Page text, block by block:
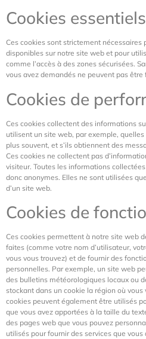
Cookies essentiels
Ces cookies sont strictement nécessaires
disponibles sur notre site web et pour
comme l’accès à des zones sécurisées.
vous avez demandés ne peuvent pas être
Cookies de
Ces cookies collectent des informations
utilisent un site web, par exemple,
plus souvent, et s’ils obtiennent des
Ces cookies ne collectent pas
visiteur. Toutes les informations
donc anonymes. Elles ne sont utilisées
d’un site web.
Cookies de
Ces cookies permettent à notre site web
faites (comme votre nom d’utilisateur,
vous vous trouvez) et de fournir des
personnelles. Par exemple, un site web
des bulletins météorologiques locaux ou
stockant dans un cookie la région où
cookies peuvent également être utilisés
que vous avez apportées à la taille du
des pages web que vous pouvez
utilisés pour fournir des services que